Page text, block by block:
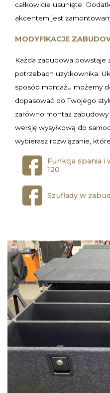
całkowicie usunięte.
akcentem jest
MODYFIKACJE
Każda zabudowa powstaje
potrzebach użytkownika.
sposób montażu możemy
dopasować do Twojego
zarówno montaż
wersję wysyłkową do
wybierasz rozwiązanie,
Funkcja spania i
120
Szuflady w